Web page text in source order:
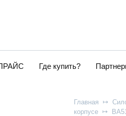
Где купить?
Главная
корпусе